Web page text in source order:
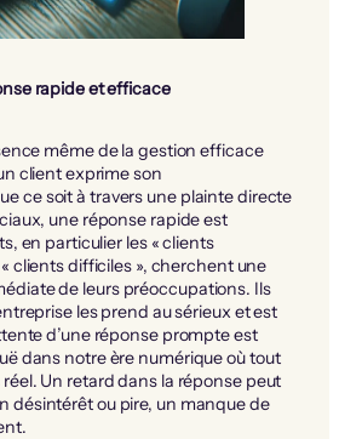
rapide et efficace
même de la gestion efficace
client exprime son
ce soit à travers une plainte directe
une réponse rapide est
en particulier les « clients
clients difficiles », cherchent une
de leurs préoccupations. Ils
les prend au sérieux et est
d’une réponse prompte est
dans notre ère numérique où tout
Un retard dans la réponse peut
désintérêt ou pire, un manque de